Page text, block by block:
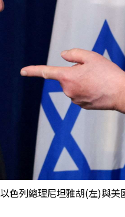
以色列總理尼坦雅胡(左)與美